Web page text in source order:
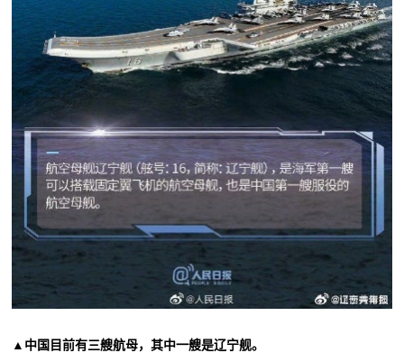
▲中国目前有三艘航母，其中一艘是辽宁舰。